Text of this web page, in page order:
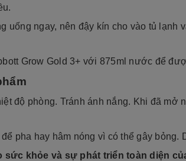
uống ngay, nên đậy kín cho vào tủ
Grow Gold 3+ với 875ml nước để
độ phòng. Tránh ánh nắng. Khi đã
pha hay hâm nóng vì có thể gây
sức khỏe và sự phát triển toàn diện